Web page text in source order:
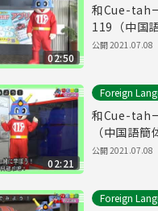
02:50
和Cue-tah
119（中国
公開2021.07.08
02:21
Foreign
和Cue-tah
（中国語簡
公開2021.07.08
Foreign